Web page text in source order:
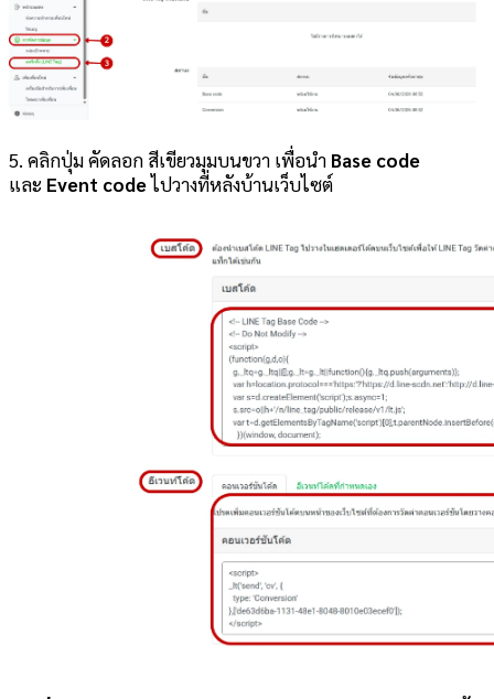
5. คลิกปุ่ม คัดลอก สีเขียวมุมบนขวา เพื่อนำ Base code
และ Event codeไปวางที่หลังบ้านเว็บไซต์